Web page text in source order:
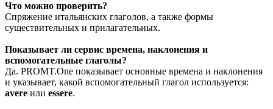
Что можно проверить?
Спряжение итальянских глаголов, а также формы
существительных и прилагательных.
Показывает ли сервис времена, наклонения и
вспомогательные глаголы?
Да. PROMT.One показывает основные времена и наклонения
и указывает, какой вспомогательный глагол используется:
avere или essere.